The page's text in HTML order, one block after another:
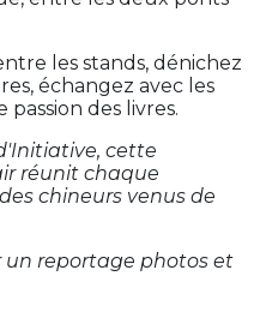
les stands, dénichez
échangez avec les
des livres.
cette
réunit chaque
chineurs venus de
reportage photos et